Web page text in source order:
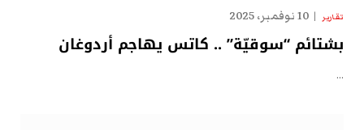
تقارير 10 نوفمبر، 2025
بشتائم “سوقيّة” .. كاتس يهاجم أردوغان
…